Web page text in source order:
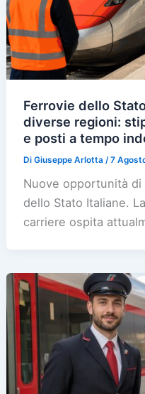
Ferrovie dello
diverse regioni:
e posti a tempo
DiGiuseppe Arlotta /7
Nuove opportunità di
dello Stato Italiane.
carriere ospita